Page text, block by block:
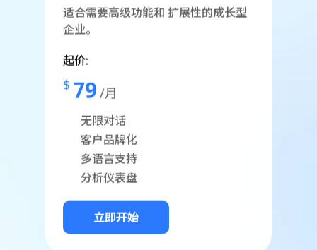
适合需要高级功能和 扩展性的成长型
企业。
起价:
$ 79 /月
无限对话
客户品牌化
多语言支持
分析仪表盘
立即开始